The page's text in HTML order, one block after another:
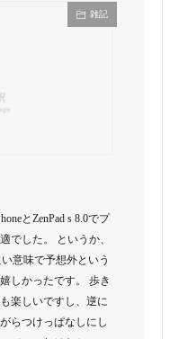
雑記
とZenPad s 8.0でプ
でした。 というか、
意味で予想外という
しかったです。 歩き
楽しいですし、逆に
らつけっぱなしにし